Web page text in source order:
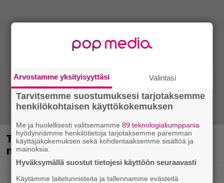
Tampereella sunnuntaina superpäivä –
nämä artistit mukana
Arvostamme yksityisyyttäsi Valintasi
Tarvitsemme suostumuksesi tarjotaksemme
henkilökohtaisen käyttökokemuksen
Me ja huolellisesti valitsemamme89 teknologiakumppania
hyödynnämme henkilötietoja tarjotaksemme paremman
käyttäjäkokemuksen sekä kohdentaaksemme sisältöä ja
mainoksia.
Hyväksymällä suostut tietojesi käyttöön seuraavasti
Käytämme laitetunnisteita ja tallennamme evästeitä